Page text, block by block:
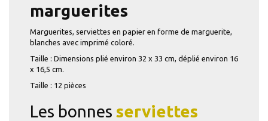
marguerites
Marguerites, serviettes en papier en forme de marguerite,
blanches avec imprimé coloré.
Taille : Dimensions plié environ 32 x 33 cm, déplié environ 16
x 16,5 cm.
Taille : 12 pièces
Les bonnes serviettes